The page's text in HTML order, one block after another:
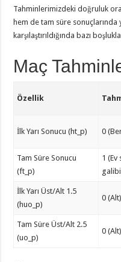
Tahminlerimizdeki doğruluk
hem de tam süre sonuçlarında
karşılaştırıldığında bazı
Maç
Özellik
İlk Yarı Sonucu (ht_p) 0
Tam Süre Sonucu
(ft_p)
1 (Ev
İlk Yarı Üst/Alt 1.5
(huo_p)
0 (Alt)
Tam Süre Üst/Alt 2.5
(uo_p)
0 (Alt)